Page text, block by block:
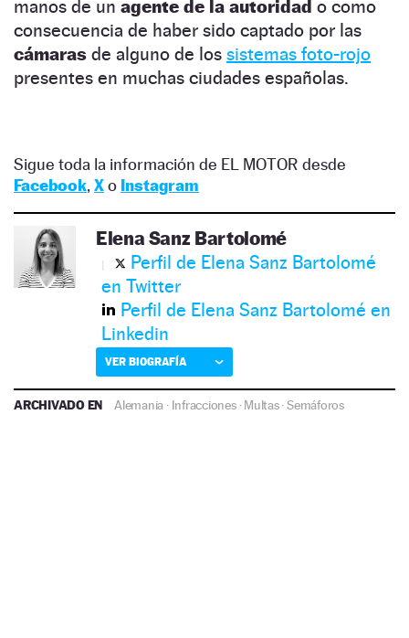
manos de un agente de la autoridad o como
consecuencia de haber sido captado por las
cámaras de alguno de los sistemas foto-rojo
presentes en muchas ciudades españolas.
Sigue toda la información de EL MOTOR desde
Facebook, Xo Instagram
Elena Sanz Bartolomé
Perfil de Elena Sanz Bartolomé
en Twitter
Perfil de Elena Sanz Bartolomé en
Linkedin
VER BIOGRAFÍA
ARCHIVADO EN Alemania · Infracciones·Multas·Semáforos